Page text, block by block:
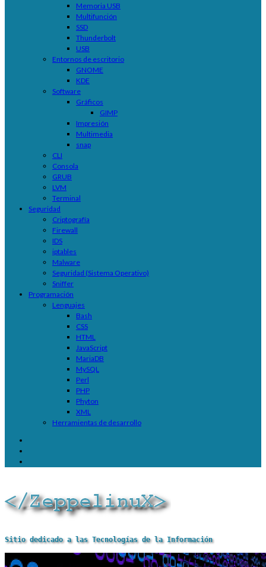
Memoria USB
Multifunción
SSD
Thunderbolt
USB
Entornos de escritorio
GNOME
KDE
Software
Gráficos
GIMP
Impresión
Multimedia
snap
CLI
Consola
GRUB
LVM
Terminal
Seguridad
Criptografía
Firewall
IDS
iptables
Malware
Seguridad (Sistema Operativo)
Sniffer
Programación
Lenguajes
Bash
CSS
HTML
JavaScript
MariaDB
MySQL
Perl
PHP
Phyton
XML
Herramientas de desarrollo
Sitio dedicado a las Tecnologías de la Información